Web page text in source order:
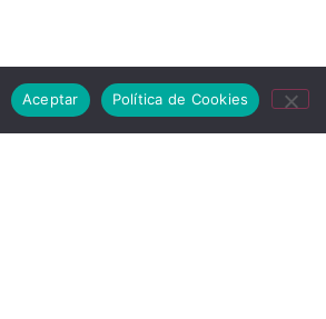
Aceptar Política de Cookies